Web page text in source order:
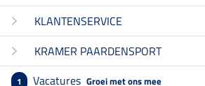
KLANTENSERVICE
KRAMER PAARDENSPORT
1 Vacatures Groei met ons mee